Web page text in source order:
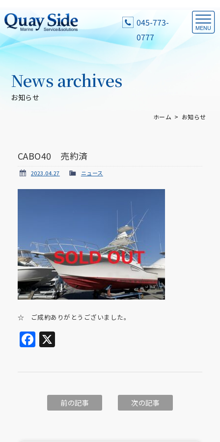
045-773-
0777
お知らせ
News archives
ホーム お知らせ
CABO40 売約済
2023.04.27 ニュース
☆ ご成約ありがとうございました。
Facebook
X
前の記事 次の記事